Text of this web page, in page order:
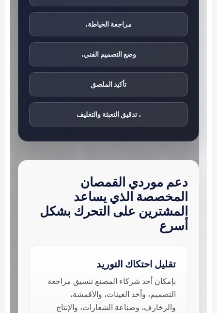
مراجعة الخياطة،
وضع التصميم الفني،
تأكيد الملصق
، تدقيق التعبئة والتغليف
دعم موردي القمصان
المخصصة الذي يساعد
المشترين على التحرك بشكل
أسرع
تقليل احتكاك التوريد
بإمكان أحد شركاء المصنع تنسيق مراجعة
التصميم، وأخذ العينات، والأقمشة،
والزخارف، وصناعة الشعارات، والإنتاج